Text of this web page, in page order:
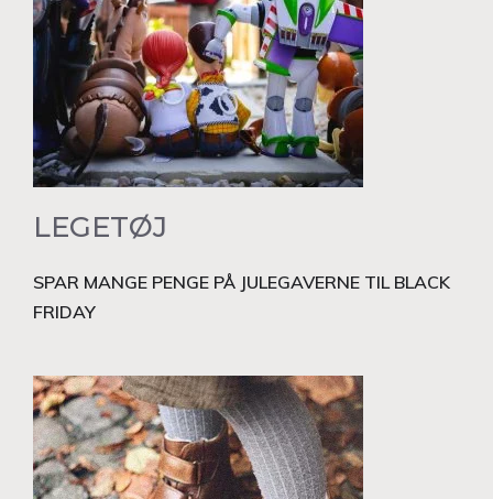
LEGETØJ
SPAR MANGE PENGE PÅ JULEGAVERNE TIL BLACK
FRIDAY